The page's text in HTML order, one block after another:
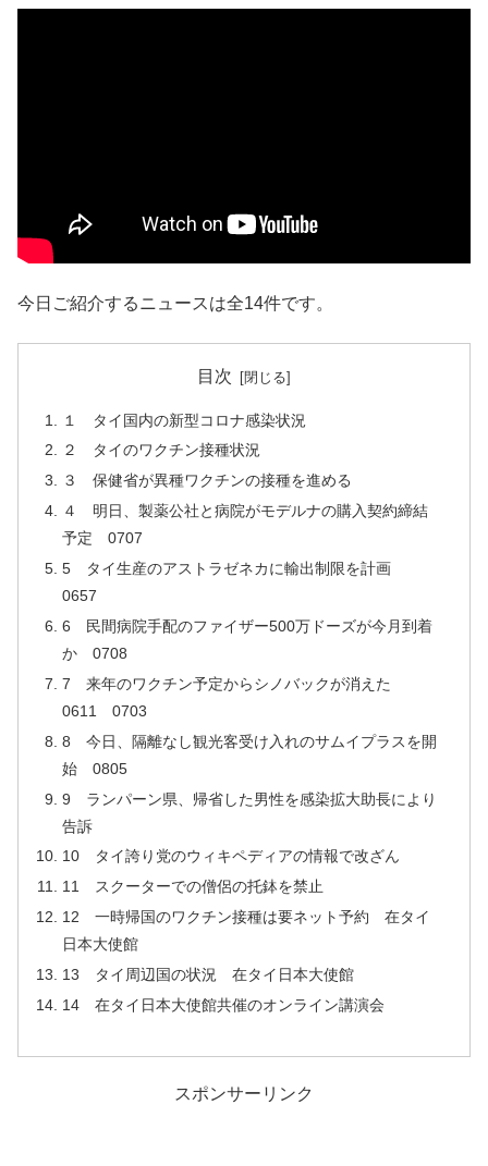
今日ご紹介するニュースは全14件です。
目次
１ タイ国内の新型コロナ感染状況
２ タイのワクチン接種状況
３ 保健省が異種ワクチンの接種を進める
４ 明日、製薬公社と病院がモデルナの購入契約締結
予定 0707
5 タイ生産のアストラゼネカに輸出制限を計画
0657
6 民間病院手配のファイザー500万ドーズが今月到着
か 0708
7 来年のワクチン予定からシノバックが消えた
0611 0703
8 今日、隔離なし観光客受け入れのサムイプラスを開
始 0805
9 ランパーン県、帰省した男性を感染拡大助長により
告訴
10 タイ誇り党のウィキペディアの情報で改ざん
11 スクーターでの僧侶の托鉢を禁止
12 一時帰国のワクチン接種は要ネット予約 在タイ
日本大使館
13 タイ周辺国の状況 在タイ日本大使館
14 在タイ日本大使館共催のオンライン講演会
スポンサーリンク